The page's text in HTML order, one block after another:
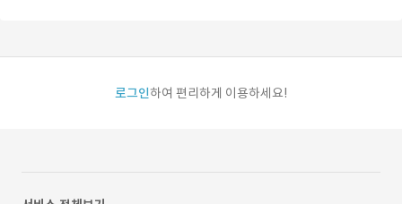
로그인하여 편리하게 이용하세요!